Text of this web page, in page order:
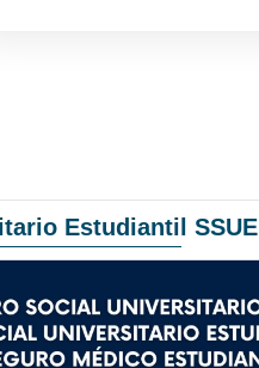
Estudiantil SSUE